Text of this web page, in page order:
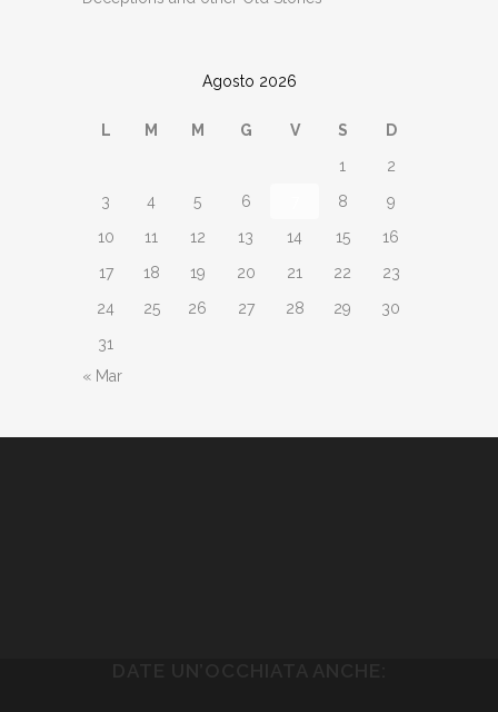
Agosto 2026
L M M G V S
D
1
2
3
4 5 6 8
9
10
11 12 13 14 15
16
17
18 19 20 21 22
23
24
25 26 27 28 29
30
31
« Mar